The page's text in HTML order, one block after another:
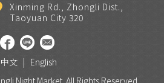
Xinming Rd., Zhongli Dist.,
Taoyuan City 320
中文| English